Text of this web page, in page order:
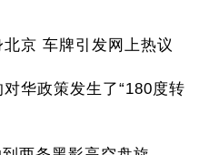
京 车牌引发网上热议
华政策发生了“180度转